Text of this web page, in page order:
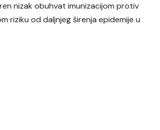
nizak obuhvat imunizacijom protiv
riziku od daljnjeg širenja epidemije u